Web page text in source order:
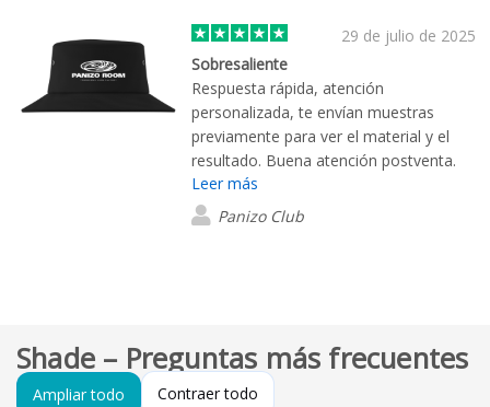
29 de julio de 2025
Sobresaliente
Respuesta rápida, atención
personalizada, te envían muestras
previamente para ver el material y el
resultado. Buena atención postventa.
Finalmente el resultado es lo que
esperábamos y la calidad del material
Leer más
Panizo Club
Shade – Preguntas más frecuentes
Ampliar todo Contraer todo